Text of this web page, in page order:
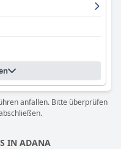
anfallen. Bitte überprüfen
IN ADANA